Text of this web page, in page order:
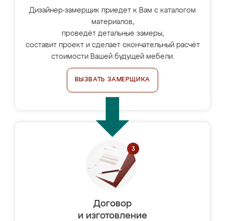
Дизайнер-замерщик приедет к Вам с каталогом
материалов,
проведёт детальные замеры,
составит проект и сделает окончательный расчёт
стоимости Вашей будущей мебели.
ВЫЗВАТЬ ЗАМЕРЩИКА
Договор
и изготовление